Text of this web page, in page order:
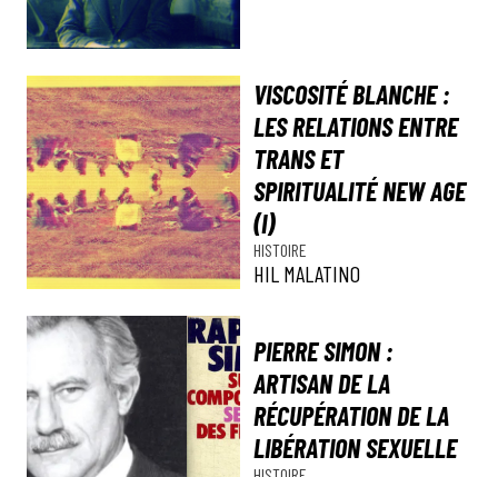
VISCOSITÉ BLANCHE :
LES RELATIONS ENTRE
TRANS ET
SPIRITUALITÉ NEW AGE
(I)
HISTOIRE
HIL MALATINO
PIERRE SIMON :
ARTISAN DE LA
RÉCUPÉRATION DE LA
LIBÉRATION SEXUELLE